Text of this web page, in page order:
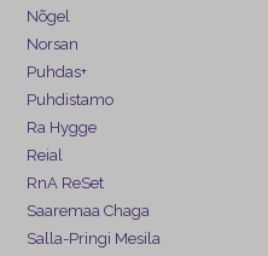
Nõgel
Norsan
Puhdas+
Puhdistamo
Ra Hygge
Reial
RnA ReSet
Saaremaa Chaga
Salla-Pringi Mesila